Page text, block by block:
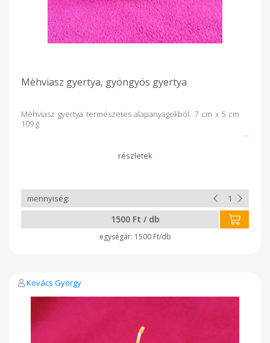
Mèhviasz gyertya, gyöngyös gyertya
Mèhviasz gyertya természetes alapanyagokból. 7 cm x 5 cm
109 g
1500 Ft / db
1500 Ft/db
Kovács György